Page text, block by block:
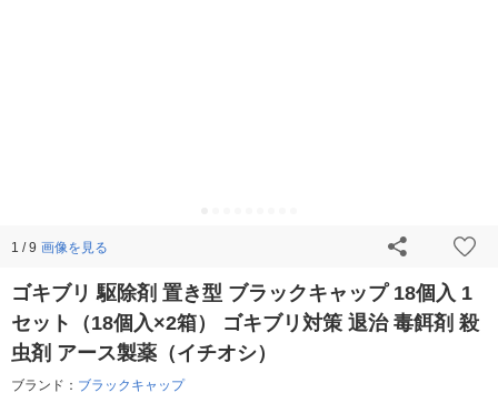
1 / 9 画像を見る
ゴキブリ 駆除剤 置き型 ブラックキャップ 18個入 1
セット（18個入×2箱） ゴキブリ対策 退治 毒餌剤 殺
虫剤 アース製薬（イチオシ）
ブランド： ブラックキャップ